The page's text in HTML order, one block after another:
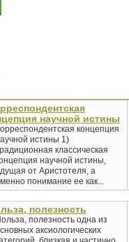
научной истины
концепция
истины 1)
классическая
научной истины,
от Аристотеля, а
понимание ее как...
полезность
полезность одна из
аксиологических